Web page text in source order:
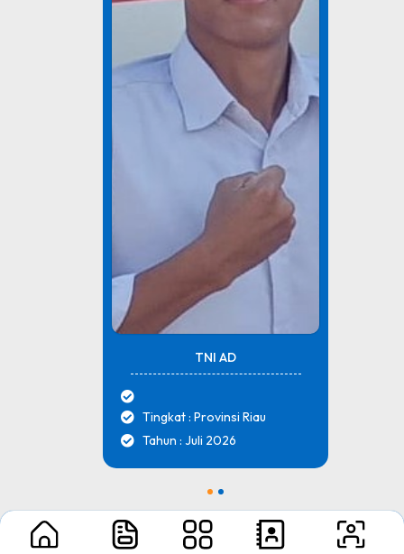
TNI AD
Tingkat : Provinsi Riau
Tahun : Juli 2026
Nikmati Cara Mudah dan Menyenangkan Ketika Membaca Buku, Update